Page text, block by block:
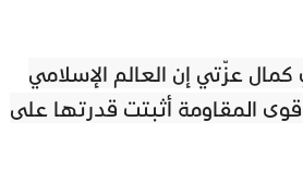
عزّتي إن العالم الإسلامي
المقاومة أثبتت قدرتها على